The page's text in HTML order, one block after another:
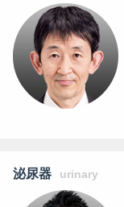
泌尿器 urinary